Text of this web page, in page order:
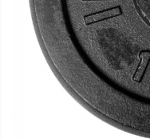
Lenjerii patut 120 x 60 cm
Lenjerii patut 140 x 70 cm
Lenjerie patuturi tineret
Baldachin patut
Paturici copii
Perne copii si mamici
Trotinete copii si adulti
Biciclete fara pedale
Masinute fara pedale
Karturi si masinute cu
Bare - Discuri - Greutati
Saltele si Covoare sport
sau Yoga
Alte Sporturi
Mingi fitness si
Tensiometre
Termometre camera si
Termometre copii si